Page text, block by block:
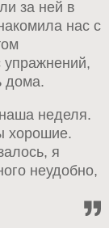
за ней в
нас с
упражнений,
дома.
неделя.
хорошие.
я
неудобно,